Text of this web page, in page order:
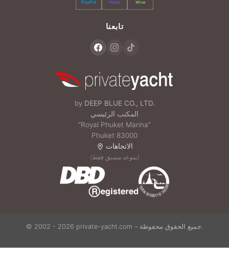
PayPal Stripe Wise
تابعنا
by DEEP BLUE CO., LTD.
المكتب الرئيسي
“Royal Phuket Marina”
Phuket 83000
الاتجاهات
(بموعد مسبق فقط)